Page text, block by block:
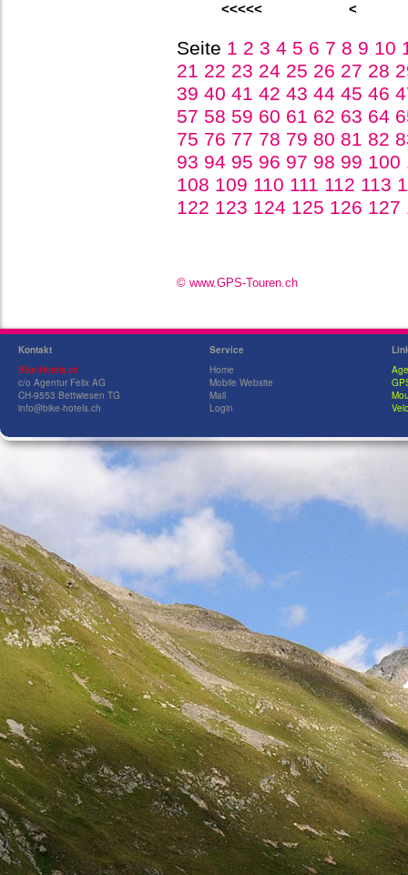
<<<<< <
Seite 1 2 3 4 5 6 7 8 9 10
21 22 23 24 25 26 27 28
39 40 41 42 43 44 45 46
57 58 59 60 61 62 63 64
75 76 77 78 79 80 81 82
93 94 95 96 97 98 99 100
108 109 110 111 112 113
122 123 124 125 126 127
© www.GPS-Touren.ch
Kontakt
Bike-Hotels.ch
c/o Agentur Felix AG
CH-9553 Bettwiesen TG
info@bike-hotels.ch
Service
Home
Mobile Website
Mail
Login